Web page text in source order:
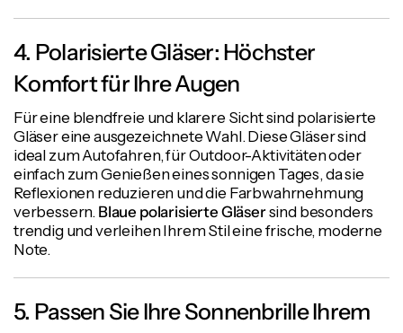
4. Polarisierte Gläser: Höchster
Komfort für Ihre Augen
Für eine blendfreie und klarere Sicht sind polarisierte
Gläser eine ausgezeichnete Wahl. Diese Gläser sind
ideal zum Autofahren, für Outdoor-Aktivitäten oder
einfach zum Genießen eines sonnigen Tages, da sie
Reflexionen reduzieren und die Farbwahrnehmung
verbessern. Blaue polarisierte Gläsersind besonders
trendig und verleihen Ihrem Stil eine frische, moderne
Note.
5. Passen Sie Ihre Sonnenbrille Ihrem